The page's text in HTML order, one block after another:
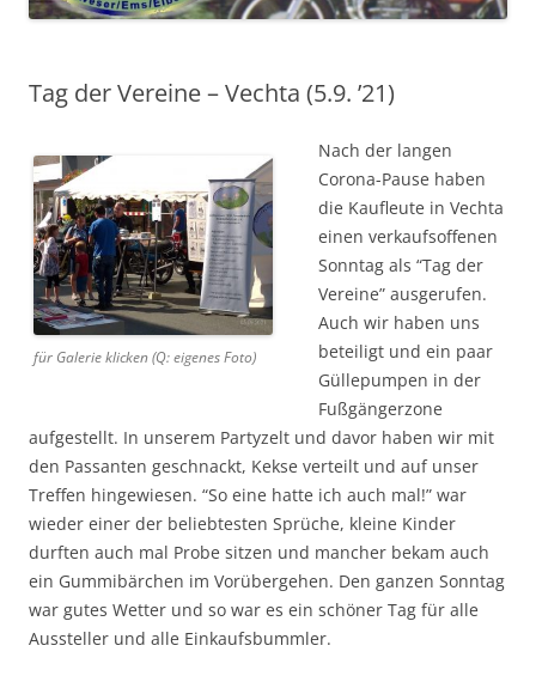
Tag der Vereine – Vechta (5.9. ’21)
für Galerie klicken (Q: eigenes Foto)
Nach der langen
Corona-Pause haben
die Kaufleute in Vechta
einen verkaufsoffenen
Sonntag als “Tag der
Vereine” ausgerufen.
Auch wir haben uns
beteiligt und ein paar
Güllepumpen in der
Fußgängerzone
aufgestellt. In unserem Partyzelt und davor haben wir mit
den Passanten geschnackt, Kekse verteilt und auf unser
Treffen hingewiesen. “So eine hatte ich auch mal!” war
wieder einer der beliebtesten Sprüche, kleine Kinder
durften auch mal Probe sitzen und mancher bekam auch
ein Gummibärchen im Vorübergehen. Den ganzen Sonntag
war gutes Wetter und so war es ein schöner Tag für alle
Aussteller und alle Einkaufsbummler.